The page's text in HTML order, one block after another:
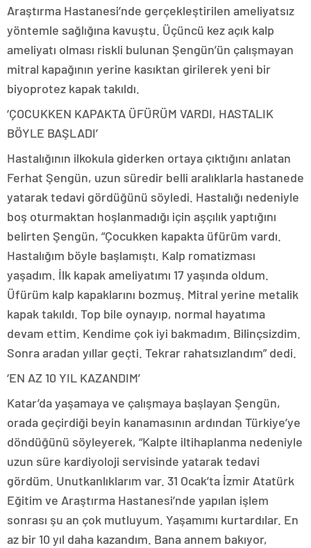
Araştırma Hastanesi’nde gerçekleştirilen ameliyatsız
yöntemle sağlığına kavuştu. Üçüncü kez açık kalp
ameliyatı olması riskli bulunan Şengün’ün çalışmayan
mitral kapağının yerine kasıktan girilerek yeni bir
biyoprotez kapak takıldı.
‘ÇOCUKKEN KAPAKTA ÜFÜRÜM VARDI, HASTALIK
BÖYLE BAŞLADI’
Hastalığının ilkokula giderken ortaya çıktığını anlatan
Ferhat Şengün, uzun süredir belli aralıklarla hastanede
yatarak tedavi gördüğünü söyledi. Hastalığı nedeniyle
boş oturmaktan hoşlanmadığı için aşçılık yaptığını
belirten Şengün, “Çocukken kapakta üfürüm vardı.
Hastalığım böyle başlamıştı. Kalp romatizması
yaşadım. İlk kapak ameliyatımı 17 yaşında oldum.
Üfürüm kalp kapaklarını bozmuş. Mitral yerine metalik
kapak takıldı. Top bile oynayıp, normal hayatıma
devam ettim. Kendime çok iyi bakmadım. Bilinçsizdim.
Sonra aradan yıllar geçti. Tekrar rahatsızlandım” dedi.
‘EN AZ 10 YIL KAZANDIM’
Katar’da yaşamaya ve çalışmaya başlayan Şengün,
orada geçirdiği beyin kanamasının ardından Türkiye’ye
döndüğünü söyleyerek, “Kalpte iltihaplanma nedeniyle
uzun süre kardiyoloji servisinde yatarak tedavi
gördüm. Unutkanlıklarım var. 31 Ocak’ta İzmir Atatürk
Eğitim ve Araştırma Hastanesi’nde yapılan işlem
sonrası şu an çok mutluyum. Yaşamımı kurtardılar. En
az bir 10 yıl daha kazandım. Bana annem bakıyor,